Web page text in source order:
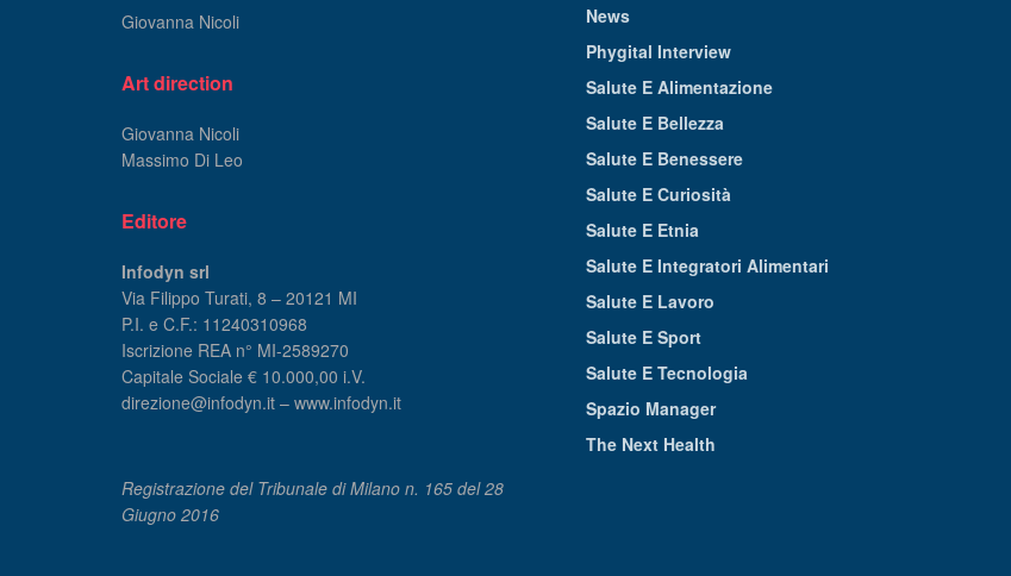
Giovanna Nicoli
Art direction
Giovanna Nicoli
Massimo Di Leo
Editore
Infodyn srl
Via Filippo Turati, 8 – 20121 MI
P.I. e C.F.: 11240310968
Iscrizione REA n° MI-2589270
Capitale Sociale € 10.000,00 i.V.
direzione@infodyn.it – www.infodyn.it
Registrazione del Tribunale di Milano n. 165 del 28
Giugno 2016
News
Phygital Interview
Salute E Alimentazione
Salute E Bellezza
Salute E Benessere
Salute E Curiosità
Salute E Etnia
Salute E Integratori Alimentari
Salute E Lavoro
Salute E Sport
Salute E Tecnologia
Spazio Manager
The Next Health